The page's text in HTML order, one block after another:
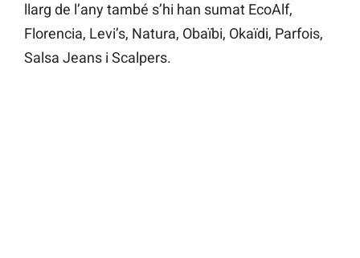
llarg de l’any també s’hi han sumat EcoAlf,
Florencia, Levi’s, Natura, Obaïbi, Okaïdi, Parfois,
Salsa Jeans i Scalpers.